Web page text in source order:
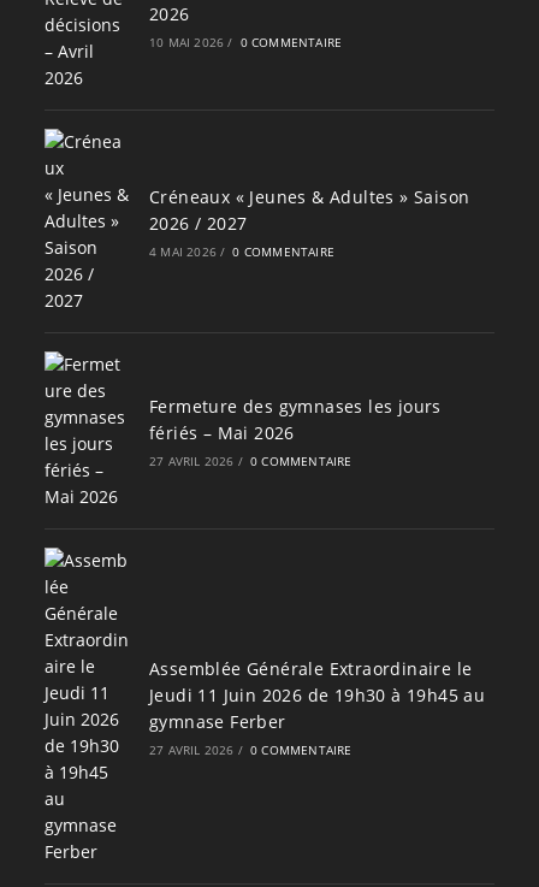
2026
10 MAI 2026 / 0 COMMENTAIRE
Créneaux « Jeunes & Adultes » Saison
2026 / 2027
4 MAI 2026 / 0 COMMENTAIRE
Fermeture des gymnases les jours
fériés – Mai 2026
27 AVRIL 2026 / 0 COMMENTAIRE
Assemblée Générale Extraordinaire le
Jeudi 11 Juin 2026 de 19h30 à 19h45 au
gymnase Ferber
27 AVRIL 2026 / 0 COMMENTAIRE